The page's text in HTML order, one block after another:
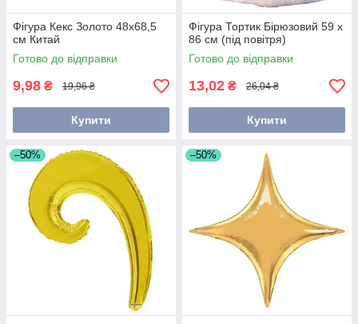
Фігура Кекс Золото 48х68,5
см Китай
Готово до відправки
9,98 ₴ 19,96 ₴
Купити
Фігура Тортик Бірюзовий 59 х
86 см (під повітря)
Готово до відправки
13,02 ₴ 26,04 ₴
Купити
–50% –50%